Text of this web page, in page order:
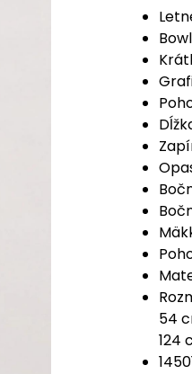
54
124